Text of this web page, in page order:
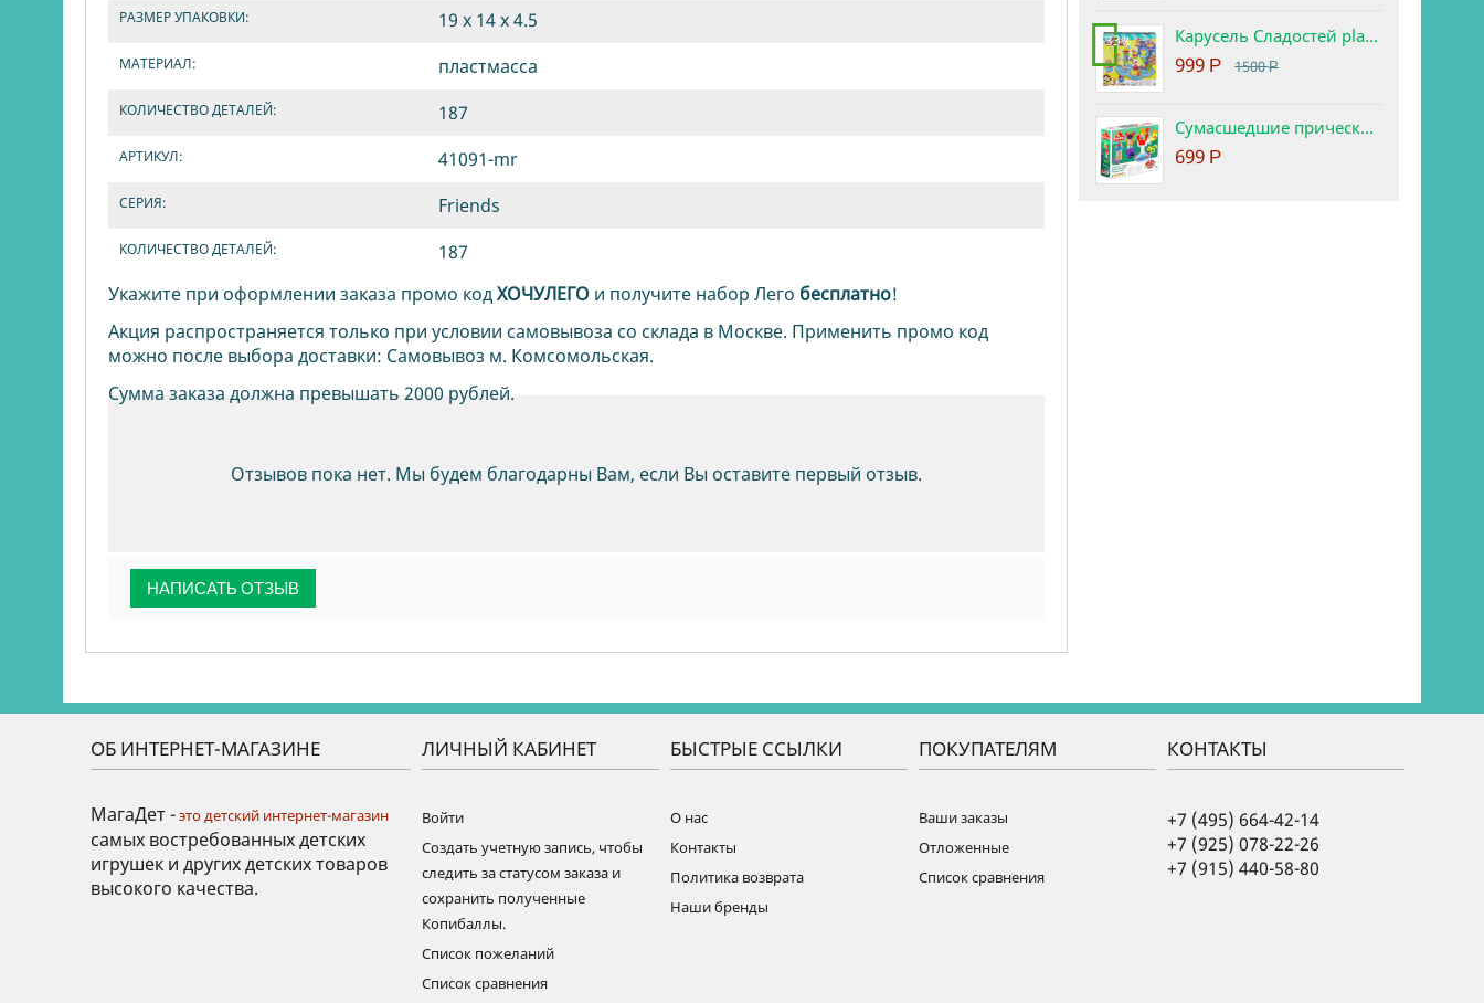
РАЗМЕР УПАКОВКИ: 19 х 14 х 4.5
МАТЕРИАЛ: пластмасса
КОЛИЧЕСТВО ДЕТАЛЕЙ: 187
АРТИКУЛ: 41091-mr
СЕРИЯ: Friends
КОЛИЧЕСТВО ДЕТАЛЕЙ:
187
Укажите при оформлении заказа промо кодХОЧУЛЕГО и получите набор Лего бесплатно!
Акция распространяется только при условии самовывоза со склада в Москве. Применить промо код
можно после выбора доставки: Самовывоз м. Комсомольская.
Сумма заказа должна превышать 2000 рублей.
Отзывов пока нет. Мы будем благодарны Вам, если Вы оставите первый отзыв.
НАПИСАТЬ ОТЗЫВ
-33% Карусель Сладостей play-doh. Набор с пластилином.
999 Р 1500 Р
Сумасшедшие прически набор play-doh
699 Р
ОБ ИНТЕРНЕТ-МАГАЗИНЕ
МагаДет -это детский интернет-магазин
самых востребованных детских
игрушек и других детских товаров
высокого качества.
ЛИЧНЫЙ КАБИНЕТ
Войти
Создать учетную запись, чтобы
следить за статусом заказа и
сохранить полученные
Копибаллы.
Список пожеланий
Список сравнения
БЫСТРЫЕ ССЫЛКИ
О нас
Контакты
Политика возврата
Наши бренды
ПОКУПАТЕЛЯМ
Ваши заказы
Отложенные
Список сравнения
КОНТАКТЫ
+7 (495) 664-42-14
+7 (925) 078-22-26
+7 (915) 440-58-80